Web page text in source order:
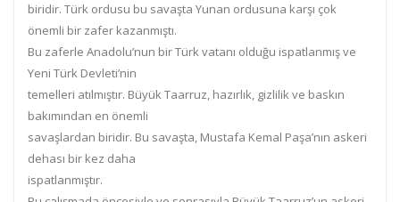
biridir. Türk ordusu bu savaşta Yunan ordusuna karşı çok
önemli bir zafer kazanmıştı.
Bu zaferle Anadolu’nun bir Türk vatanı olduğu ispatlanmış ve
Yeni Türk Devleti’nin
temelleri atılmıştır. Büyük Taarruz, hazırlık, gizlilik ve baskın
bakımından en önemli
savaşlardan biridir. Bu savaşta, Mustafa Kemal Paşa’nın askeri
dehası bir kez daha
ispatlanmıştır.